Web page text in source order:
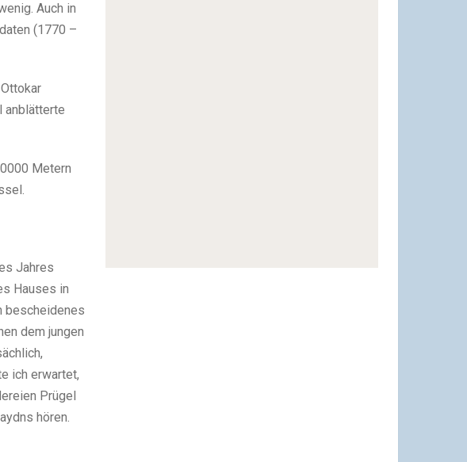
Auch in
(1770 –
anblätterte
Metern
Jahres
Hauses in
bescheidenes
dem jungen
ich erwartet,
Prügel
hören.